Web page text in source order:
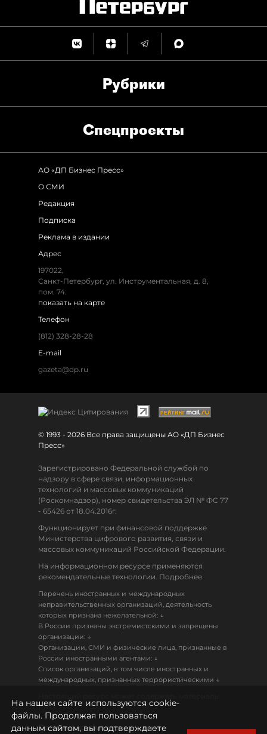
Рубрики
Спец­проекты
АО «ДП Бизнес Пресс»
О СМИ
Редакция
Подписка
Реклама в издании
Адрес
197022,
Санкт-Петербург, ул. Инструментальная, д. 8,
пом. 74.
показать на карте
Телефон
(812) 328-28-28
E-mail
gazeta@dp.ru
© 1993 - 2026 Все права защищены АО «ДП Бизнес
Пресс»
Зарегистрировано Федеральной службой по
надзору в сфере связи, информационных
технологий и массовых коммуникаций
(Роскомнадзор), номер свидетельства ЭЛ № ФС 77
- 65426 от 18.04.2016г.
Функционирует при финансовой поддержке
Министерства цифрового развития, связи и
массовых коммуникаций Российской Федерации.
На информационном ресурсе применяются
рекомендательные технологии. Подробнее.
Перечень иностранных и международных
неправительственных организаций, деятельность
которых признана нежелательной: ↓
В России признаны экстремистскими и запрещены
организации: ↓
Организации, СМИ и физические лица, признанные в
России иностранными агентами: ↓
Список организаций, в том числе иностранных и
международных, признанных террористическими ↓
18+
Политика конфиденциальности
На нашем сайте используются cookie-
файлы. Продолжая пользоваться
данным сайтом, вы подтверждаете